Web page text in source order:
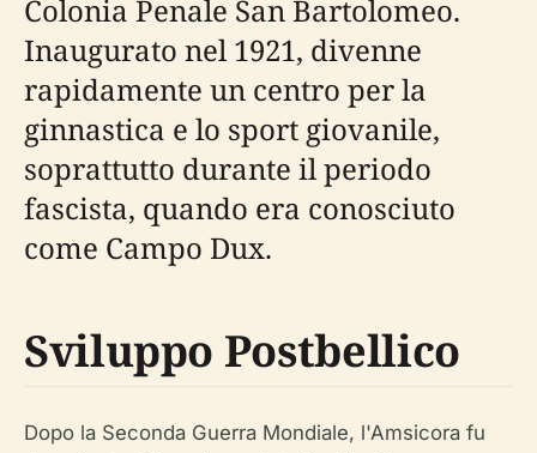
Colonia Penale San Bartolomeo.
Inaugurato nel 1921, divenne
rapidamente un centro per la
ginnastica e lo sport giovanile,
soprattutto durante il periodo
fascista, quando era conosciuto
come Campo Dux.
Sviluppo Postbellico
Dopo la Seconda Guerra Mondiale, l'Amsicora fu